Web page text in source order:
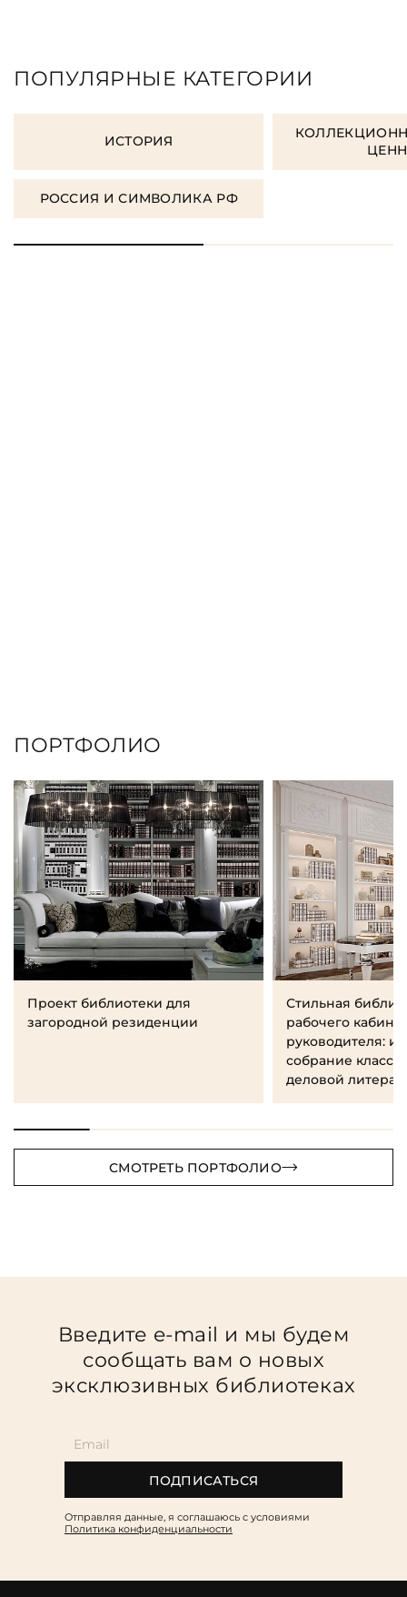
ПОПУЛЯРНЫЕ КАТЕГОРИИ
ИСТОРИЯ
РОССИЯ И СИМВОЛИКА РФ
ПОРТФОЛИО
Проект библиотеки для
загородной резиденции
Стильная
рабочего
руководителя:
собрание
деловой
СМОТРЕТЬ ПОРТФОЛИО
Введите e-mail и мы будем
сообщать вам о новых
эксклюзивных библиотеках
ПОДПИСАТЬСЯ
Отправляя данные, я соглашаюсь c условиями
Политика конфиденциальности